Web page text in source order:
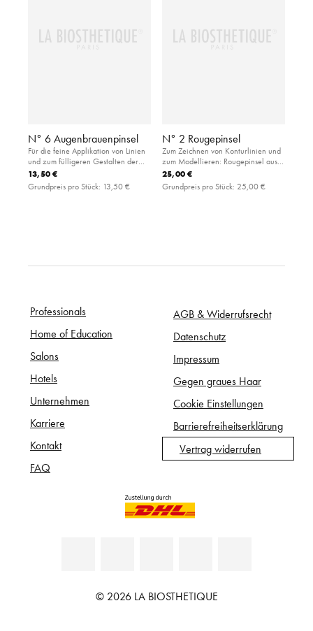
N° 6 Augenbrauenpinsel
Für die feine Applikation von Linien
und zum fülligeren Gestalten der
Augenbrauen: angeschrägter Pinsel
aus weicher Synthetikfaser
13,50 €
Grundpreis pro Stück: 13,50 €
N° 2 Rougepinsel
Zum Zeichnen von Konturlinien und
zum Modellieren: Rougepinsel aus
feinem Kunsthaar. Ermöglicht ein
gleichmäßiges Ergebnis in der
gewünschten Farbintensität.
25,00 €
Grundpreis pro Stück: 25,00 €
Professionals
Home of Education
Salons
Hotels
Unternehmen
Karriere
Kontakt
FAQ
AGB & Widerrufsrecht
Datenschutz
Impressum
Gegen graues Haar
Cookie Einstellungen
Barrierefreiheitserklärung
Vertrag widerrufen
© 2026 LA BIOSTHETIQUE